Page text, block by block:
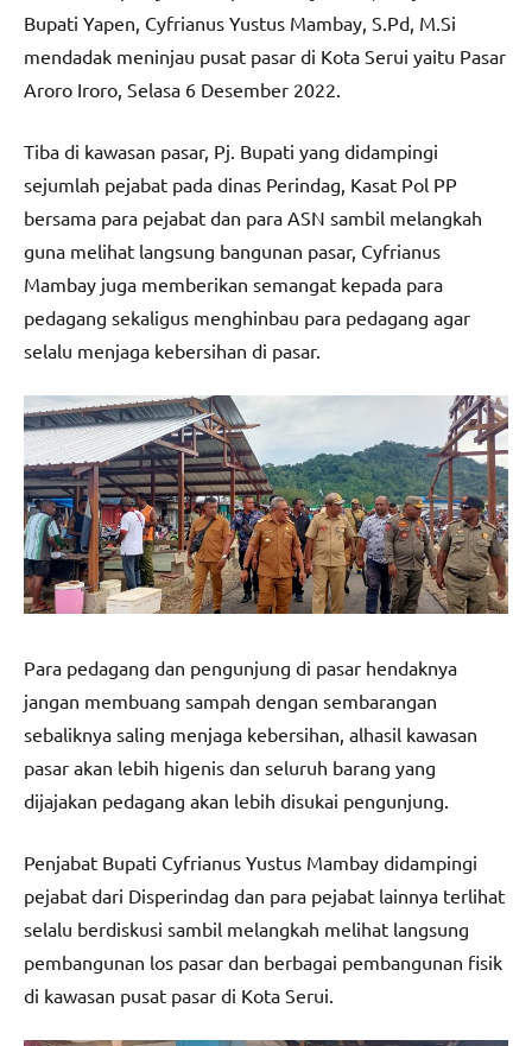
Bupati Yapen, Cyfrianus Yustus Mambay, S.Pd, M.Si
mendadak meninjau pusat pasar di Kota Serui yaitu Pasar
Aroro Iroro, Selasa 6 Desember 2022.
Tiba di kawasan pasar, Pj. Bupati yang didampingi
sejumlah pejabat pada dinas Perindag, Kasat Pol PP
bersama para pejabat dan para ASN sambil melangkah
guna melihat langsung bangunan pasar, Cyfrianus
Mambay juga memberikan semangat kepada para
pedagang sekaligus menghinbau para pedagang agar
selalu menjaga kebersihan di pasar.
Para pedagang dan pengunjung di pasar hendaknya
jangan membuang sampah dengan sembarangan
sebaliknya saling menjaga kebersihan, alhasil kawasan
pasar akan lebih higenis dan seluruh barang yang
dijajakan pedagang akan lebih disukai pengunjung.
Penjabat Bupati Cyfrianus Yustus Mambay didampingi
pejabat dari Disperindag dan para pejabat lainnya terlihat
selalu berdiskusi sambil melangkah melihat langsung
pembangunan los pasar dan berbagai pembangunan fisik
di kawasan pusat pasar di Kota Serui.